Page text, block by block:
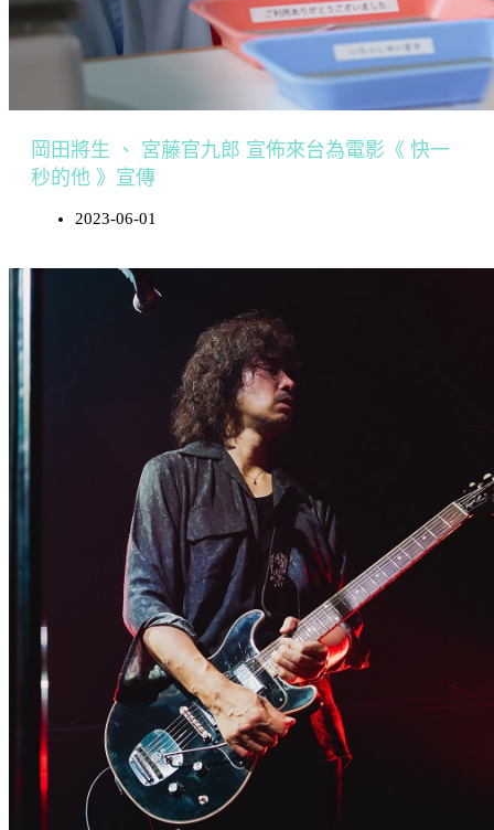
岡田將生 、 宮藤官九郎 宣佈來台為電影《 快一
秒的他 》宣傳
2023-06-01